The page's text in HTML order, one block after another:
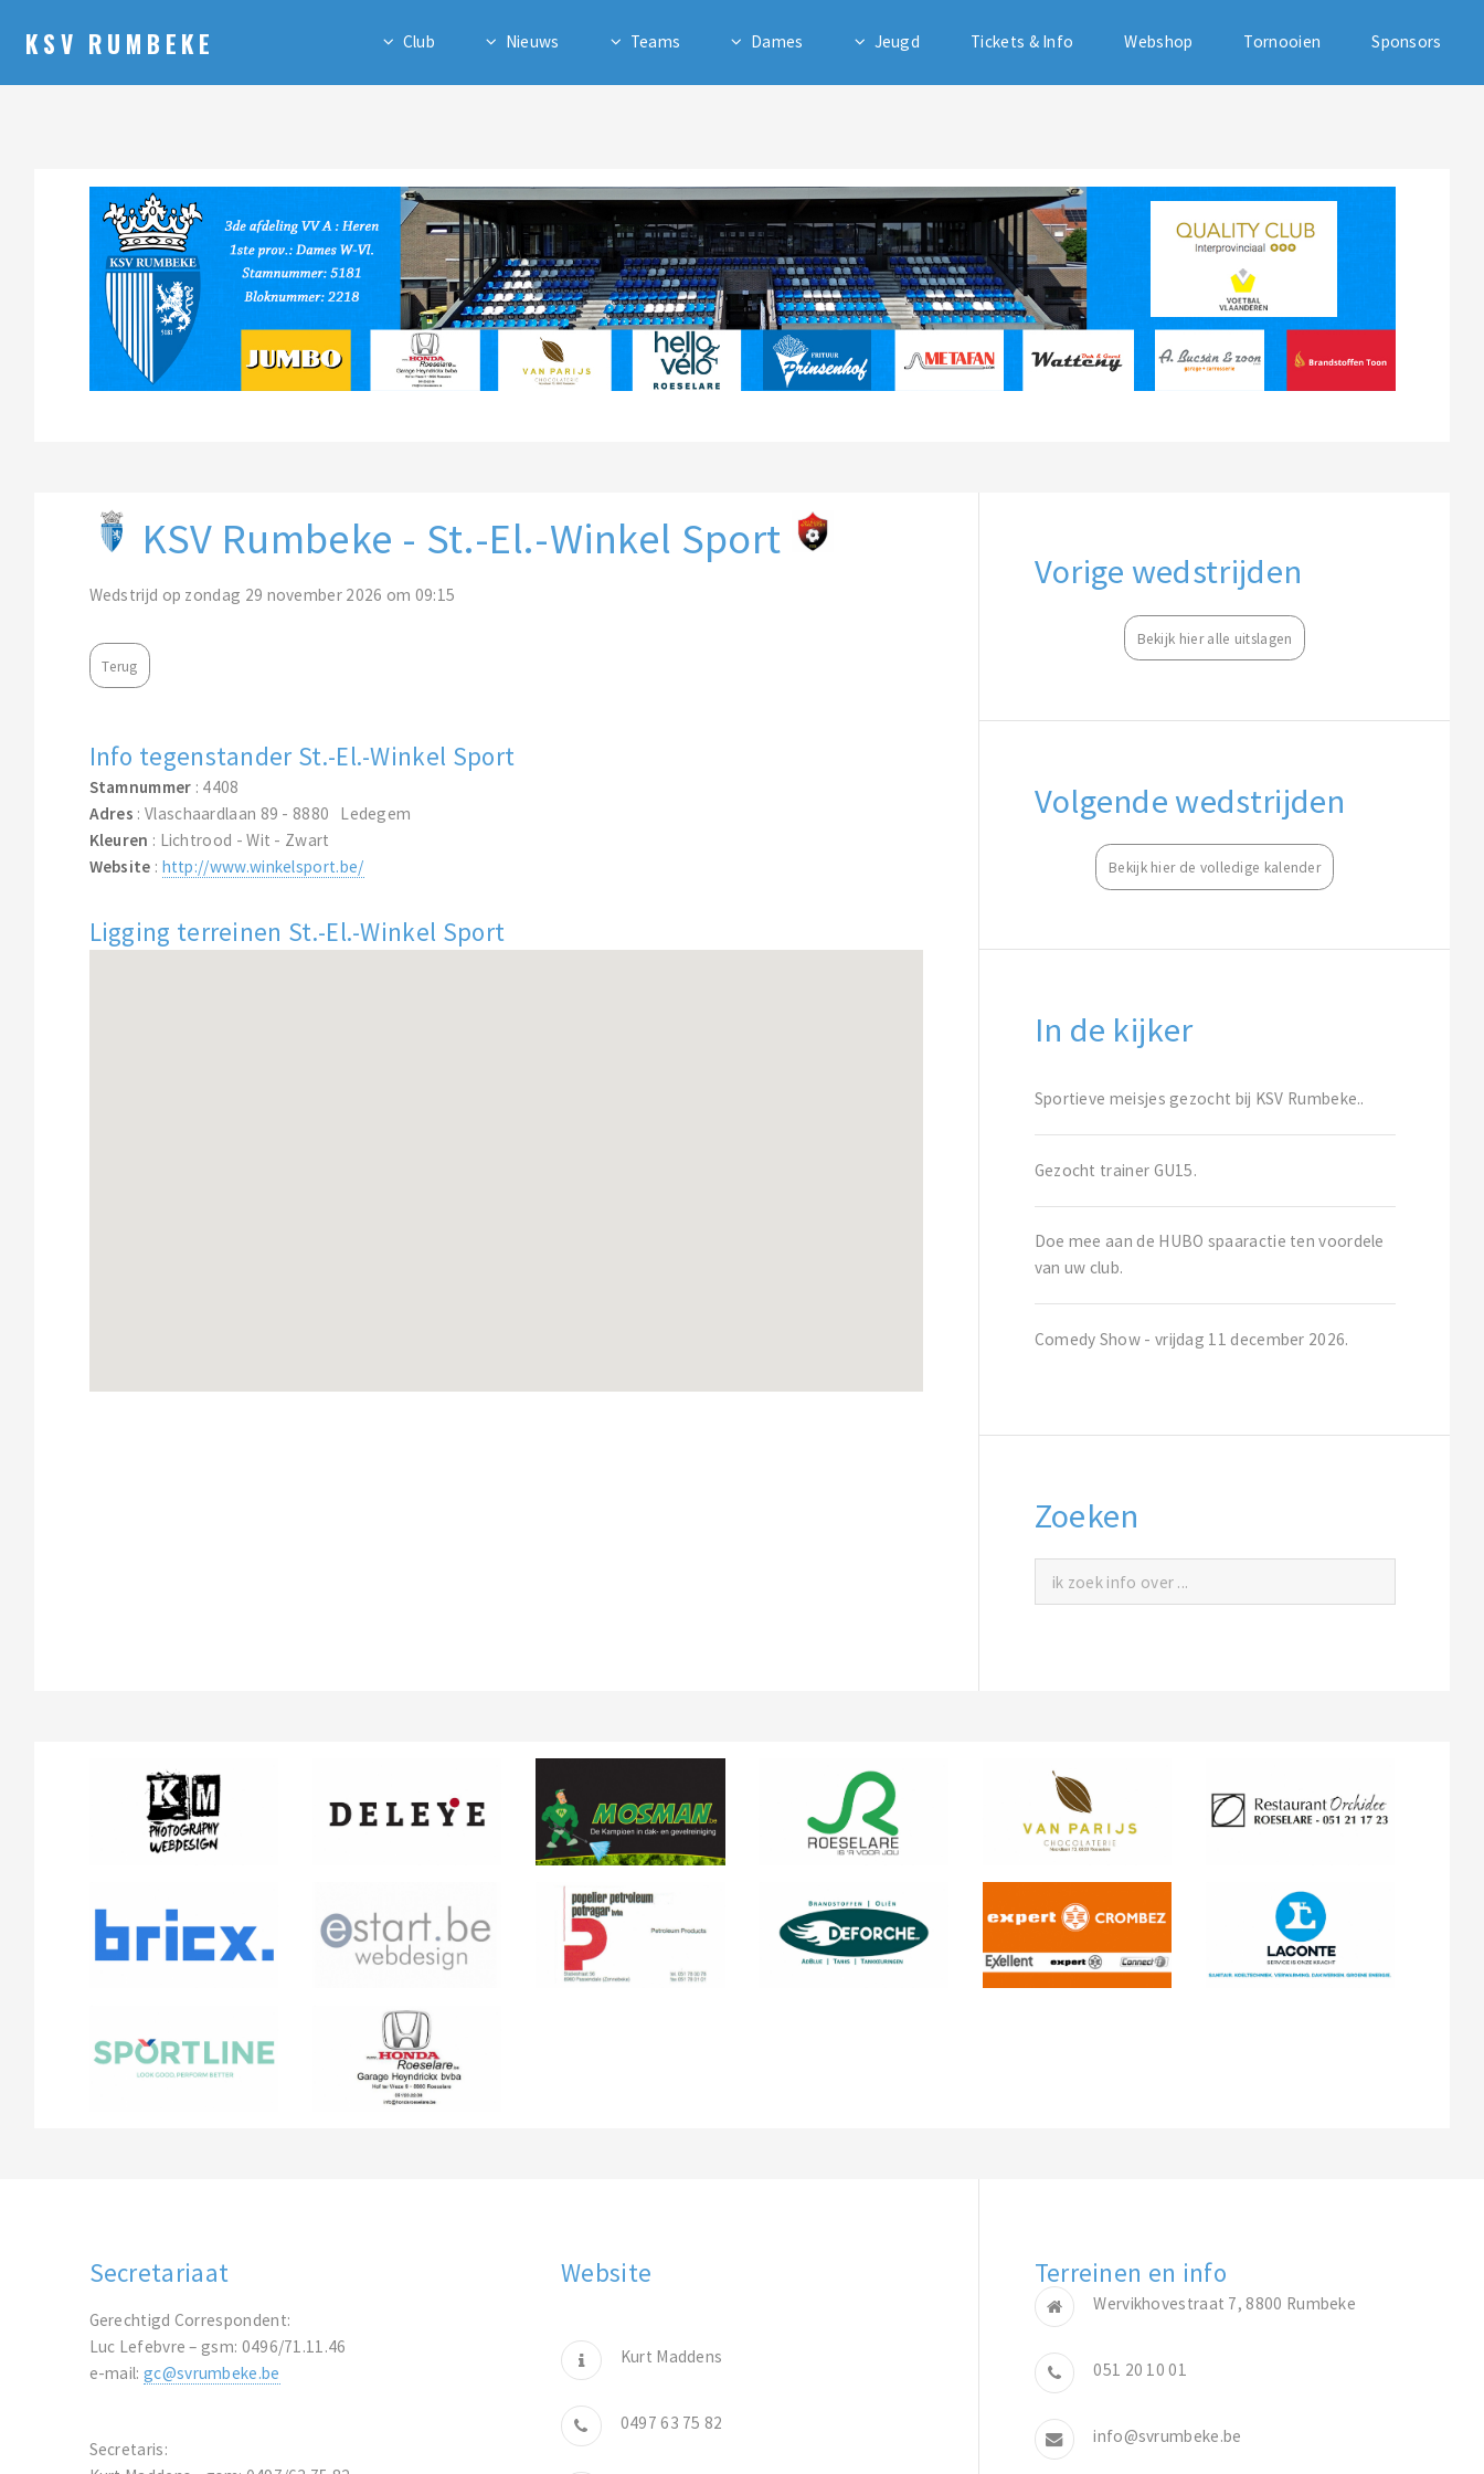
KSV RUMBEKE Club Nieuws Teams Dames Jeugd Tickets & Info Webshop Tornooien Sponsors
KSV Rumbeke - St.-El.-Winkel Sport
Wedstrijd op zondag 29 november 2026 om 09:15
Terug
Info tegenstander St.-El.-Winkel Sport
Stamnummer : 4408
Adres : Vlaschaardlaan 89 - 8880 Ledegem
Kleuren : Lichtrood - Wit - Zwart
Website : http://www.winkelsport.be/
Ligging terreinen St.-El.-Winkel Sport
Vorige wedstrijden
Bekijk hier alle uitslagen
Volgende wedstrijden
Bekijk hier de volledige kalender
In de kijker
Sportieve meisjes gezocht bij KSV Rumbeke..
Gezocht trainer GU15.
Doe mee aan de HUBO spaaractie ten voordele
van uw club.
Comedy Show - vrijdag 11 december 2026.
Zoeken
Secretariaat
Gerechtigd Correspondent:
Luc Lefebvre – gsm: 0496/71.11.46
e-mail: gc@svrumbeke.be
Secretaris:
Website
Kurt Maddens
0497 63 75 82
Terreinen en info
Wervikhovestraat 7, 8800 Rumbeke
051 20 10 01
info@svrumbeke.be